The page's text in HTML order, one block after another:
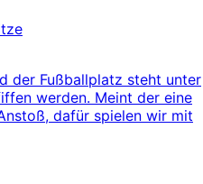
der Fußballplatz steht unter
werden. Meint der eine
dafür spielen wir mit